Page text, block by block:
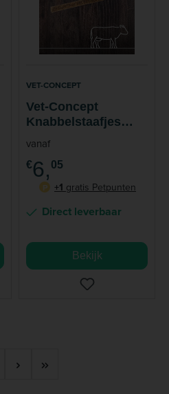
VET-CONCEPT
Vet-Concept
Knabbelstaafjes
Rund 100 gram
vanaf
€6, 05
P
+1 gratis Petpunten
Direct leverbaar
Bekijk